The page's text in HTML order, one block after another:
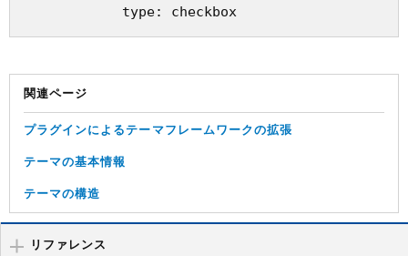
関連ページ
プラグインによるテーマフレームワークの拡張
テーマの基本情報
テーマの構造
リファレンス